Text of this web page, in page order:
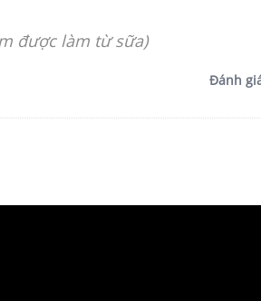
được làm từ sữa)
Đánh